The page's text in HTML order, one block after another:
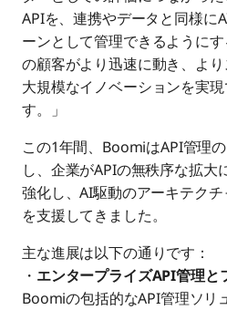
APIを、連携やデータと同様に
ーンとして管理できるように
の顧客がより迅速に動き、より
大規模なイノベーションを実
す。」
この1年間、BoomiはAPI管理
し、企業がAPIの無秩序な拡大
強化し、AI駆動のアーキテク
を支援してきました。
主な進展は以下の通りです：
・ エンタープライズAPI管理と
Boomiの包括的なAPI管理ソリ